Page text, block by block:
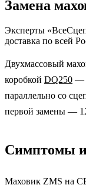
Замена
Эксперты
доставка по всей
Двухмассовый
коробкой DQ250 —
параллельно со
первой замены —
Симптомы
Маховик ZMS на